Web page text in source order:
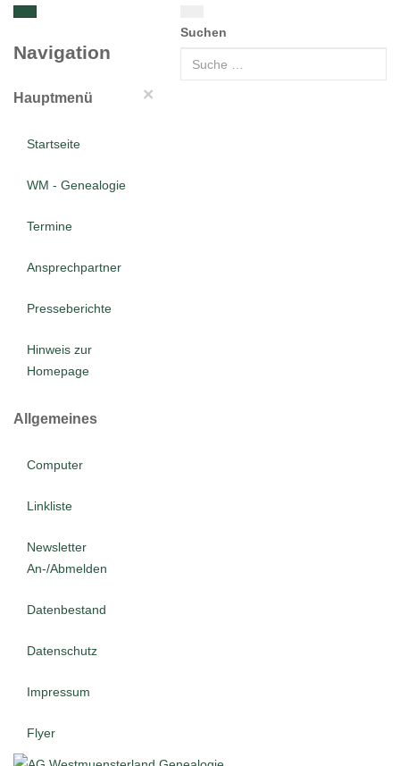
Navigation
×
Hauptmenü
Startseite
WM - Genealogie
Termine
Ansprechpartner
Presseberichte
Hinweis zur
Homepage
Allgemeines
Computer
Linkliste
Newsletter
An-/Abmelden
Datenbestand
Datenschutz
Impressum
Flyer
Suchen